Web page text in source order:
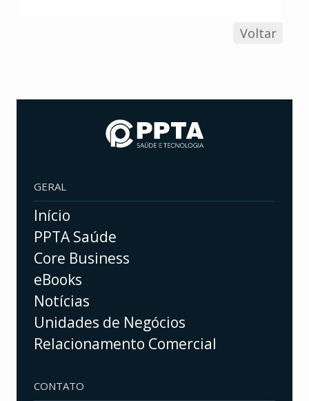
Voltar
GERAL
Início
PPTA Saúde
Core Business
eBooks
Notícias
Unidades de Negócios
Relacionamento Comercial
CONTATO